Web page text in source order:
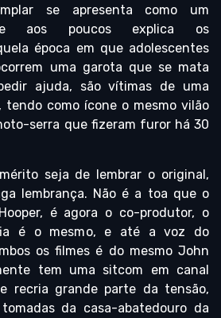
se apresenta como um
aos poucos explica os
época em que adolescentes
uma garota que se mata
ajuda, são vítimas de uma
como ícone o mesmo vilão
serra que fizeram furor há 30
seja de lembrar o original,
lembrança. Não é a toa que o
é agora o co-produtor, o
é o mesmo, e até a voz do
os filmes é do mesmo John
tem uma sitcom em canal
recria grande parte da tensão,
da casa-abatedouro da